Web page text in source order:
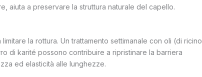
aiuta a preservare la struttura naturale del capello.
la rottura. Un trattamento settimanale con oli (di ricino,
di karité possono contribuire a ripristinare la barriera
ed elasticità alle lunghezze.